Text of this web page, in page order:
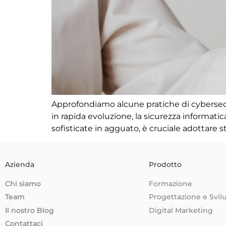
Approfondiamo alcune pratiche di
in rapida evoluzione, la sicurezza
sofisticate in agguato, è cruciale adottare
Azienda
Chi siamo
Team
Il nostro Blog
Contattaci
Prodotto
Formazione
Progettazione e
Digital Marketing